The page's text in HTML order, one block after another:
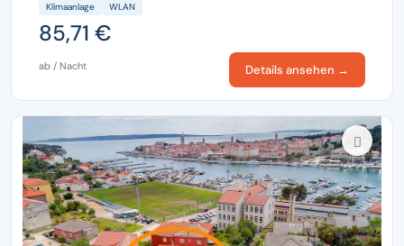
Klimaanlage WLAN
85,71 €
ab / Nacht Details ansehen →